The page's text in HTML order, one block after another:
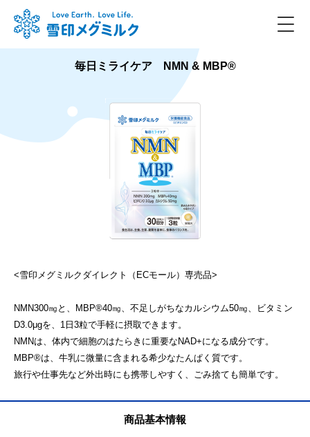
毎日ミライケア NMN & MBP®
<雪印メグミルクダイレクト（ECモール）専売品>
NMN300㎎と、MBP®40㎎、不足しがちなカルシウム50㎎、ビタミン
D3.0μgを、1日3粒で手軽に摂取できます。
NMNは、体内で細胞のはたらきに重要なNAD+になる成分です。
MBP®は、牛乳に微量に含まれる希少なたんぱく質です。
旅行や仕事先など外出時にも携帯しやすく、ごみ捨ても簡単です。
商品基本情報